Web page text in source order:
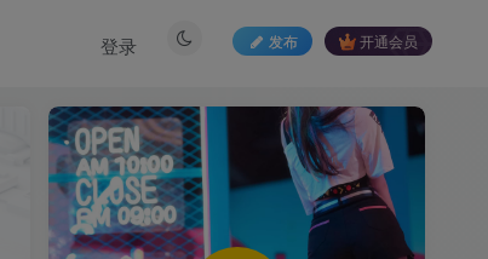
发布 开通会员
登录